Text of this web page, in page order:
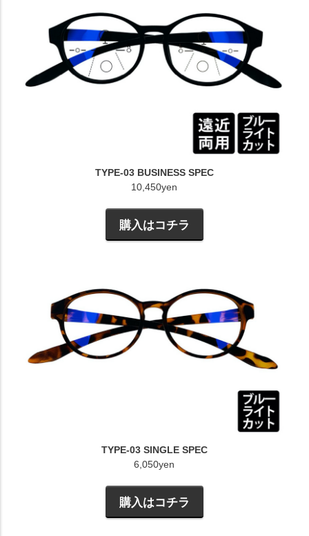
TYPE-03 BUSINESS SPEC
10,450yen
購入はコチラ
TYPE-03 SINGLE SPEC
6,050yen
購入はコチラ